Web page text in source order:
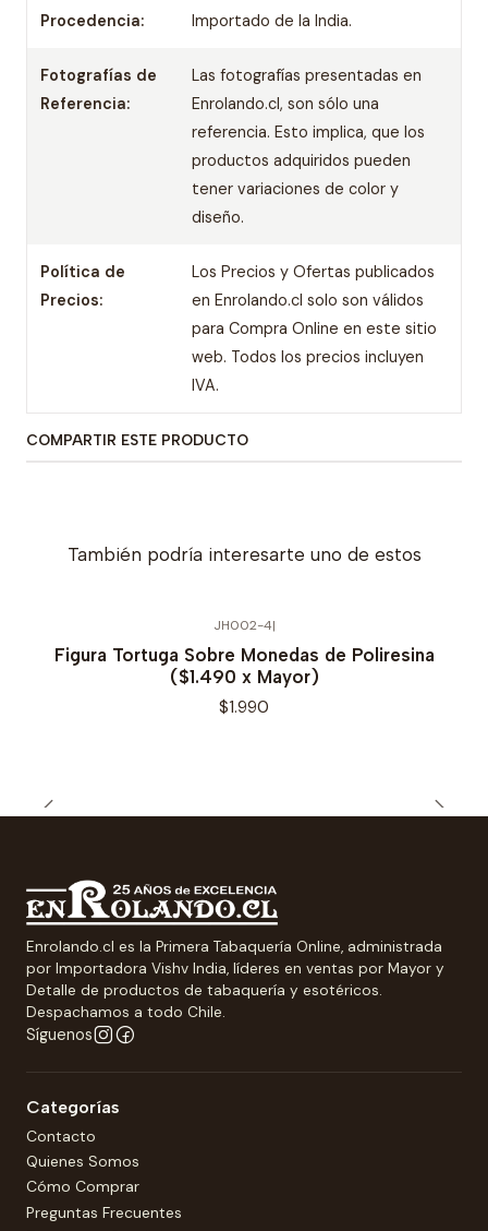
Procedencia: Importado de la India.
Fotografías de
Referencia:
Las fotografías presentadas en
Enrolando.cl, son sólo una
referencia. Esto implica, que los
productos adquiridos pueden
tener variaciones de color y
diseño.
Política de
Precios:
Los Precios y Ofertas publicados
en Enrolando.cl solo son válidos
para Compra Online en este sitio
web. Todos los precios incluyen
IVA.
COMPARTIR ESTE PRODUCTO
También podría interesarte uno de estos
JH002-4|
Figura Tortuga Sobre Monedas de Poliresina
($1.490 x Mayor)
$1.990
Enrolando.cl es la Primera Tabaquería Online, administrada
por Importadora Vishv India, líderes en ventas por Mayor y
Detalle de productos de tabaquería y esotéricos.
Despachamos a todo Chile.
Síguenos
Categorías
Contacto
Quienes Somos
Cómo Comprar
Preguntas Frecuentes